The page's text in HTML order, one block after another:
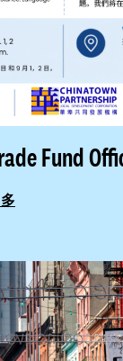
Fund